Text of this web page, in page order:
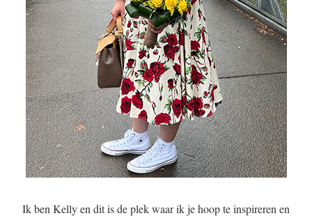
Ik ben Kelly en dit is de plek waar ik je hoop te inspireren en